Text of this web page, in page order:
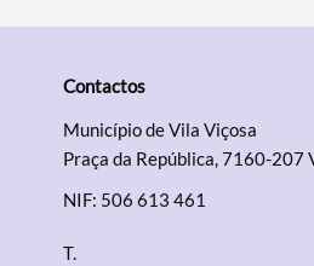
Contactos
Município de Vila Viçosa
Praça da República, 7160-207
NIF: 506 613 461
T.